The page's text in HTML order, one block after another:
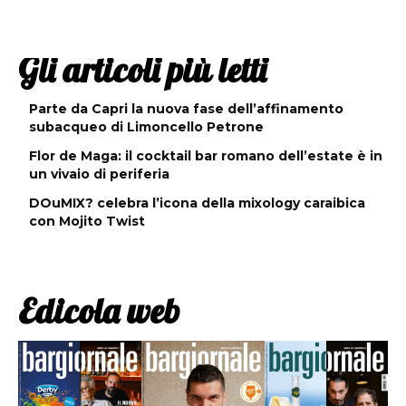
Gli articoli più letti
Parte da Capri la nuova fase dell’affinamento
subacqueo di Limoncello Petrone
Flor de Maga: il cocktail bar romano dell’estate è in
un vivaio di periferia
DOuMIX? celebra l’icona della mixology caraibica
con Mojito Twist
Edicola web